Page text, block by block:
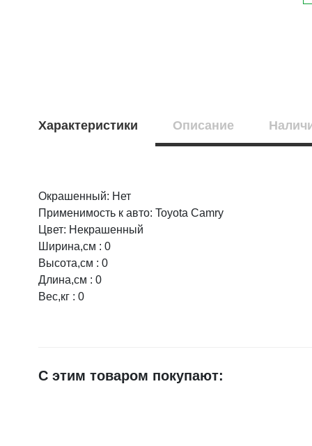
Характеристики Описание
Окрашенный: Нет
Применимость к авто: Toyota Camry
Цвет: Некрашенный
Ширина,см : 0
Высота,см : 0
Длина,см : 0
Вес,кг : 0
НАЛИЧИЕ
4 шт.
Оцените товар:
Ваше имя
E-mail
С этим товаром покупают: